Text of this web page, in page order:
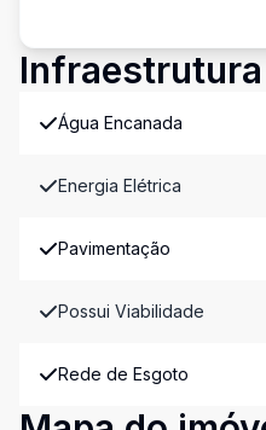
Infraestrutura
Água Encanada
Energia Elétrica
Pavimentação
Possui Viabilidade
Rede de Esgoto